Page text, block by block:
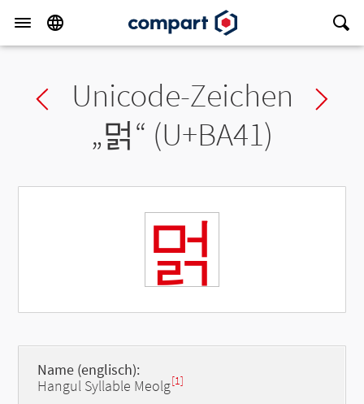
Previous char
Unicode-Zeichen
„멁“ (U+BA41)
멁
Name (englisch):
Hangul Syllable Meolg[1]